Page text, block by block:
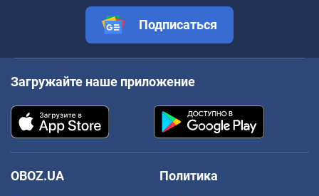
Подписаться
Загружайте наше приложение
OBOZ.UA
Политика